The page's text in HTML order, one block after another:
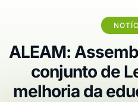
ALEAM:
conjunto de
melhoria da